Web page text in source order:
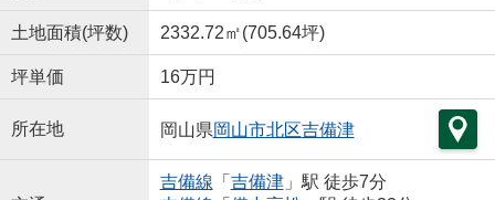
土地面積(坪数) 2332.72㎡(705.64坪)
坪単価 16万円
所在地 岡山県岡山市北区吉備津
吉備線 「 吉備津」駅 徒歩7分